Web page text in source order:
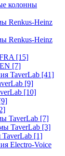
колонны
Renkus-Heinz
Renkus-Heinz
[15]
[7]
TaverLab [41]
[9]
[10]
TaverLab [7]
TaverLab [3]
[1]
Electro-Voice